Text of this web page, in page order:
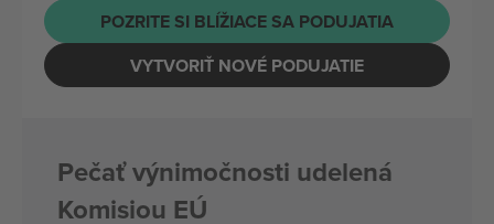
POZRITE SI BLÍŽIACE SA PODUJATIA
VYTVORIŤ NOVÉ PODUJATIE
Pečať výnimočnosti udelená
Komisiou EÚ